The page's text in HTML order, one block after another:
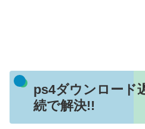
ps4ダウンロード
続で解決!!